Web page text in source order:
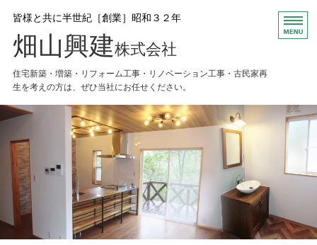
皆様と共に半世紀［創業］昭和３２年
畑山興建株式会社
住宅新築・増築・リフォーム工事・リノベーション工事・古民家再
生を考えの方は、ぜひ当社にお任せください。
HOME
お知らせ
会社概要
Ｑ＆Ａ
お問い合わせ